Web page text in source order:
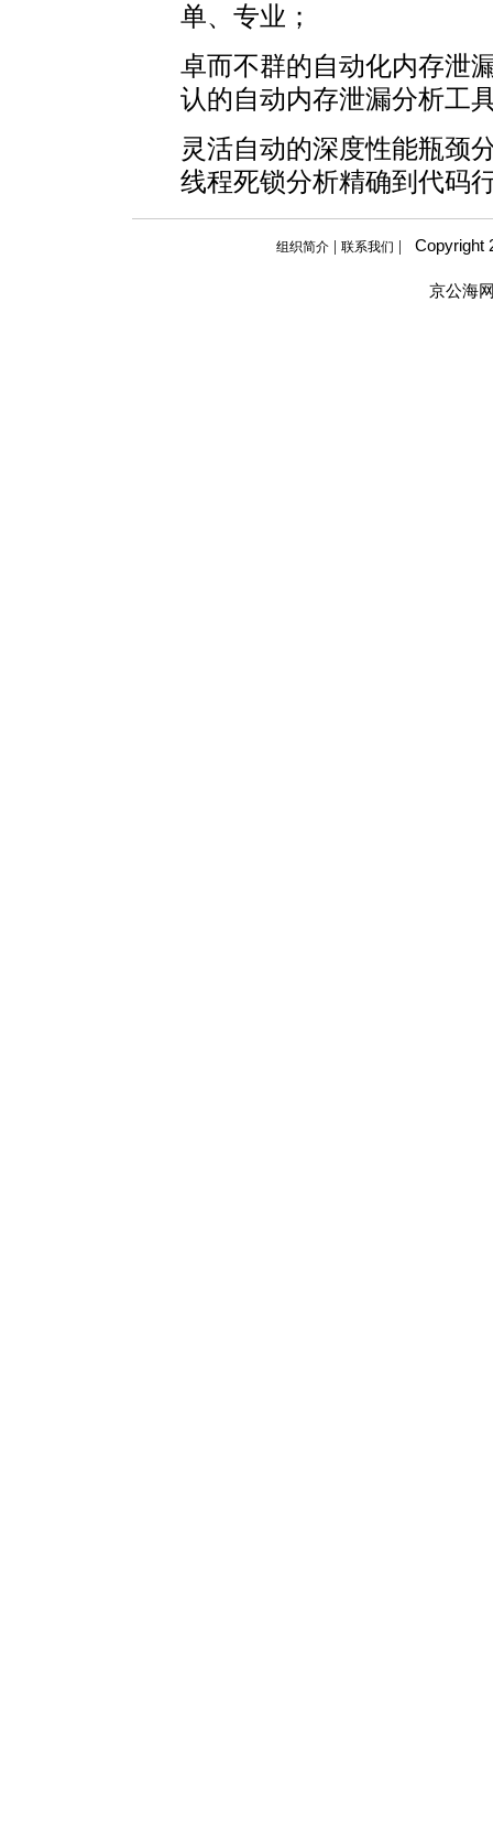
单、专业；
卓而不群的自动化内存泄
认的自动内存泄漏分析工
灵活自动的深度性能瓶颈
线程死锁分析精确到代码
组织简介 | 联系我们 | Copyright
京公海